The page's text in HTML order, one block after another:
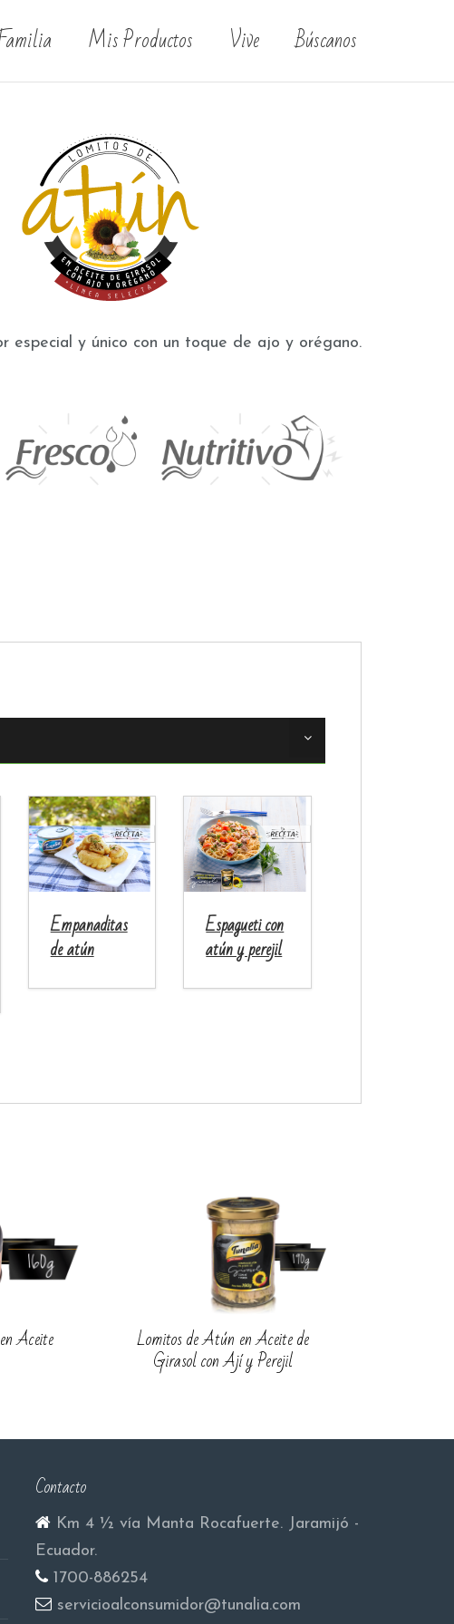
Mis Productos Vive Búscanos
especial y único con un toque de ajo y orégano.
Empanaditas
de atún
Espagueti con
atún y perejil
Aceite Lomitos de Atún en Aceite de
Girasol con Ají y Perejil
Contacto
Km 4 ½ vía Manta Rocafuerte. Jaramijó -
Ecuador.
1700-886254
servicioalconsumidor@tunalia.com